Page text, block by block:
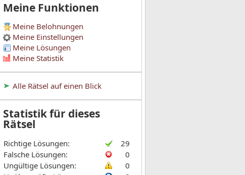
Meine Funktionen
Meine Belohnungen
Meine Einstellungen
Meine Lösungen
Meine Statistik
Alle Rätsel auf einen Blick
Statistik für dieses
Rätsel
Richtige Lösungen:
29
Falsche Lösungen:
0
Ungültige Lösungen:
0